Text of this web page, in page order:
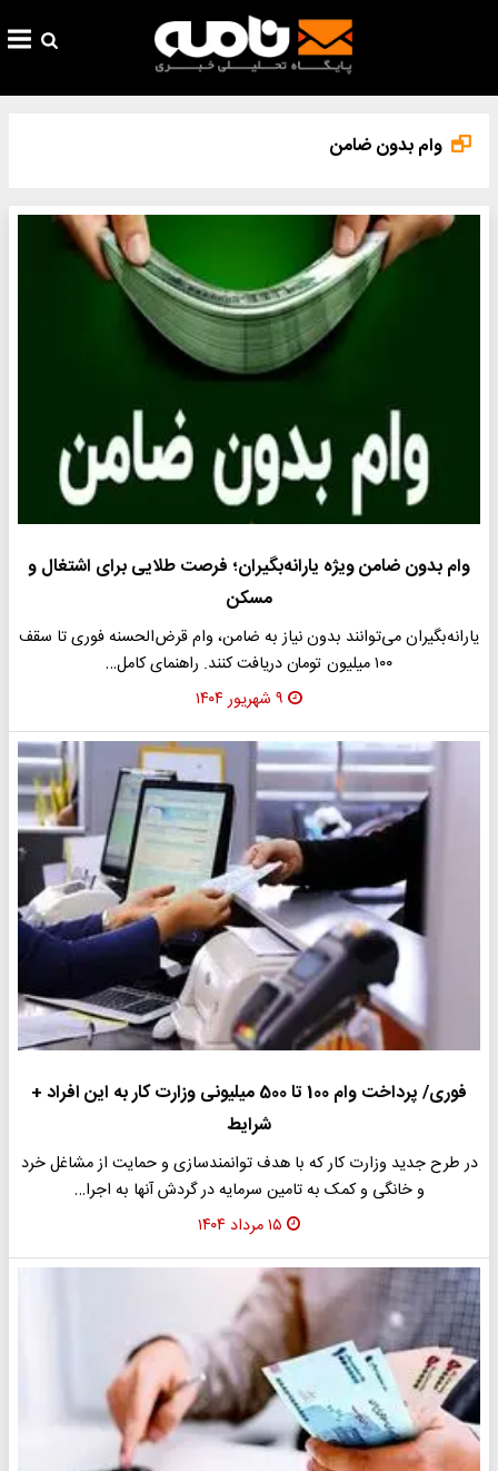
وام بدون ضامن
وام بدون ضامن ویژه یارانه‌بگیران؛ فرصت طلایی برای اشتغال و
مسکن
یارانه‌بگیران می‌توانند بدون نیاز به ضامن، وام قرض‌الحسنه فوری تا سقف
۱۰۰ میلیون تومان دریافت کنند. راهنمای کامل…
۹ شهریور ۱۴۰۴
فوری/ پرداخت وام 100 تا 500 میلیونی وزارت کار به این افراد +
شرایط
در طرح جدید وزارت کار که با هدف توانمندسازی و حمایت از مشاغل خرد
و خانگی و کمک به تامین سرمایه در گردش آنها به اجرا…
۱۵ مرداد ۱۴۰۴